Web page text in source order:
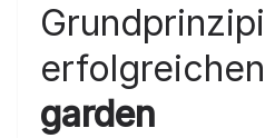
erfolgreichen
garden